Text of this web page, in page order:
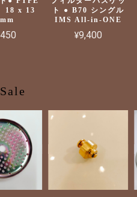
18 x 13
ト ● B70 シングル
IMS All-in-ONE
¥9,400